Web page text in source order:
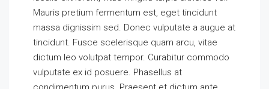
Mauris pretium fermentum est, eget tincidunt
massa dignissim sed. Donec vulputate a augue at
tincidunt. Fusce scelerisque quam arcu, vitae
dictum leo volutpat tempor. Curabitur commodo
vulputate ex id posuere. Phasellus at